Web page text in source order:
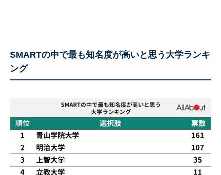
SMARTの中で最も知名度が高いと思う大学ランキ
ング